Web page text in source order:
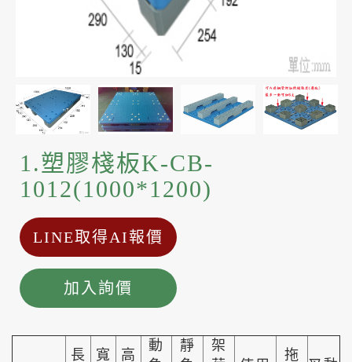
1.塑膠棧板K-CB-
1012(1000*1200)
LINE取得AI報價
加入詢價
長
寬
高
動
靜
架
拖